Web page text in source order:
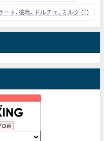
ート､徳島､ドルチェ､ミルク (1)
ロ画べ歩き日記
べたりの記録